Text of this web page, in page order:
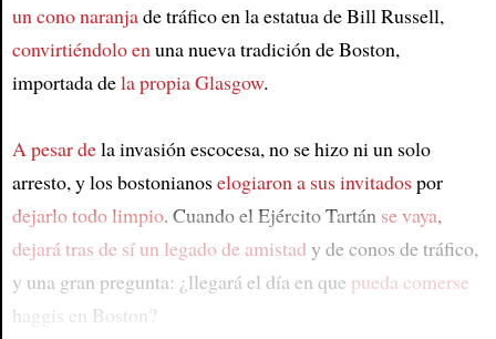
un cono naranjade tráfico en la estatua de Bill Russell,
convirtiéndolo en una nueva tradición de Boston,
importada dela propia Glasgow.
A pesar dela invasión escocesa, no se hizo ni un solo
arresto, y los bostonianoselogiaron a sus invitadospor
dejarlo todo limpio. Cuando el Ejército Tartán se vaya,
dejará tras de sí un legado de amistad y de conos de tráfico,
y una gran pregunta: ¿llegará el día en que pueda comerse
haggis en Boston?